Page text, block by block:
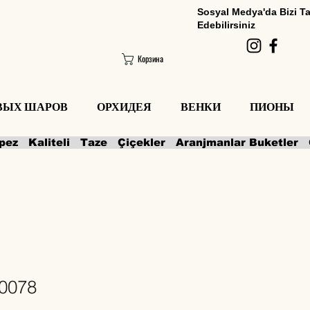
Корзина
Sosyal Medya'da Bizi
Edebilirsiniz
ШАРОВ ОРХИДЕЯ ВЕНКИ ПИОНЫ